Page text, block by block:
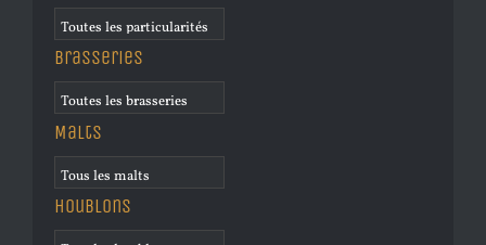
Brasseries
Malts
Houblons